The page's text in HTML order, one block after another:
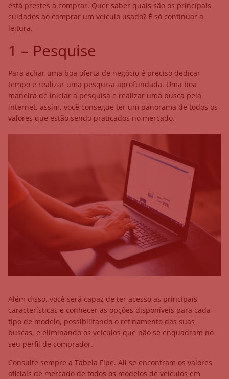
está prestes a comprar. Quer saber quais são os principais
cuidados ao comprar um veículo usado? É só continuar a
leitura.
1 – Pesquise
Para achar uma boa oferta de negócio é preciso dedicar
tempo e realizar uma pesquisa aprofundada. Uma boa
maneira de iniciar a pesquisa e realizar uma busca pela
internet, assim, você consegue ter um panorama de todos os
valores que estão sendo praticados no mercado.
Além disso, você será capaz de ter acesso as principais
características e conhecer as opções disponíveis para cada
tipo de modelo, possibilitando o refinamento das suas
buscas, e eliminando os veículos que não se enquadram no
seu perfil de comprador.
Consulte sempre a Tabela Fipe. Ali se encontram os valores
oficiais de mercado de todos os modelos de veículos em